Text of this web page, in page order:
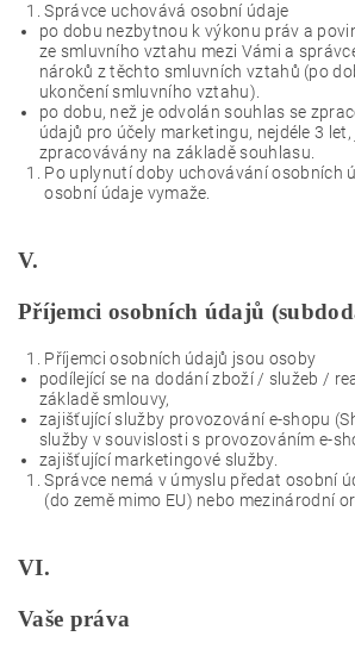
Správce uchovává osobní údaje
po dobu nezbytnou k výkonu práv a
ze smluvního vztahu mezi Vámi a
nároků z těchto smluvních vztahů (po
ukončení smluvního vztahu).
po dobu, než je odvolán souhlas se
údajů pro účely marketingu, nejdéle 3
zpracovávány na základě souhlasu.
Po uplynutí doby uchovávání osobních
osobní údaje vymaže.
V.
Příjemci osobních údajů
Příjemci osobních údajů jsou osoby
podílející se na dodání zboží / služeb /
základě smlouvy,
zajišťující služby provozování e-shopu
služby v souvislosti s provozováním e-
zajišťující marketingové služby.
Správce nemá v úmyslu předat osobní
(do země mimo EU) nebo mezinárodní
VI.
Vaše práva